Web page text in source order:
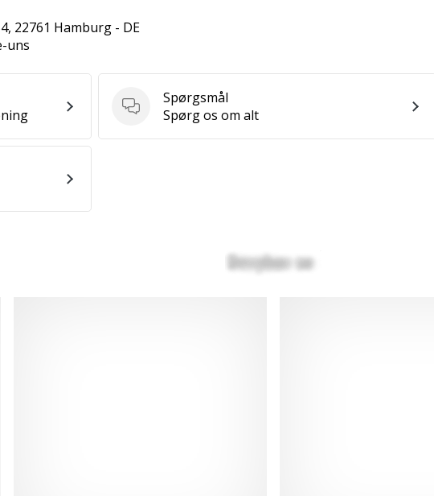
22761 Hamburg - DE
uns
Spørgsmål
Spørgsmål
Spørg os om alt